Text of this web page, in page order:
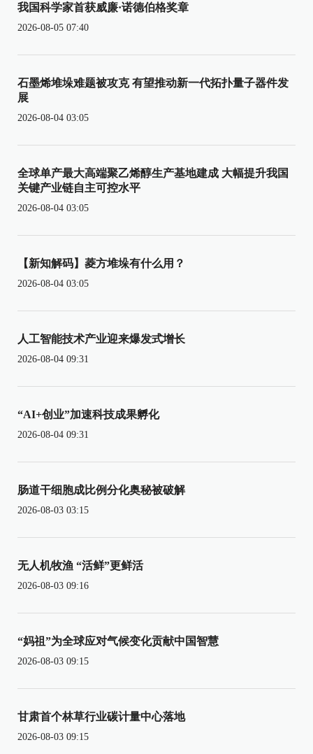
我国科学家首获威廉·诺德伯格奖章
2026-08-05 07:40
石墨烯堆垛难题被攻克 有望推动新一代拓扑量子器件发
展
2026-08-04 03:05
全球单产最大高端聚乙烯醇生产基地建成 大幅提升我国
关键产业链自主可控水平
2026-08-04 03:05
【新知解码】菱方堆垛有什么用？
2026-08-04 03:05
人工智能技术产业迎来爆发式增长
2026-08-04 09:31
“AI+创业”加速科技成果孵化
2026-08-04 09:31
肠道干细胞成比例分化奥秘被破解
2026-08-03 03:15
无人机牧渔 “活鲜”更鲜活
2026-08-03 09:16
“妈祖”为全球应对气候变化贡献中国智慧
2026-08-03 09:15
甘肃首个林草行业碳计量中心落地
2026-08-03 09:15